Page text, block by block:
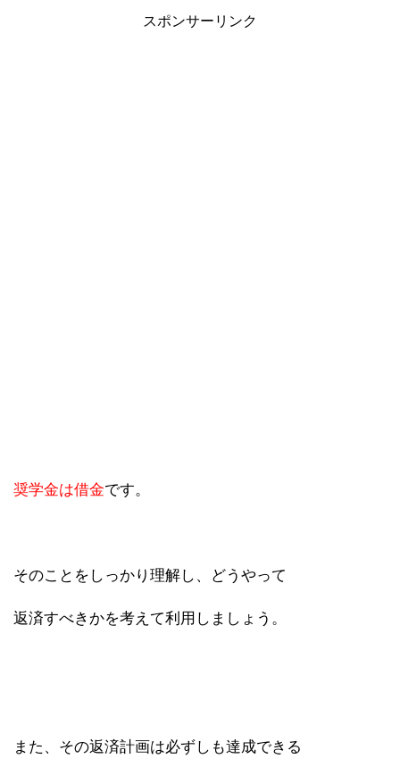
スポンサーリンク
奨学金は借金です。
そのことをしっかり理解し、どうやって
返済すべきかを考えて利用しましょう。
また、その返済計画は必ずしも達成できる